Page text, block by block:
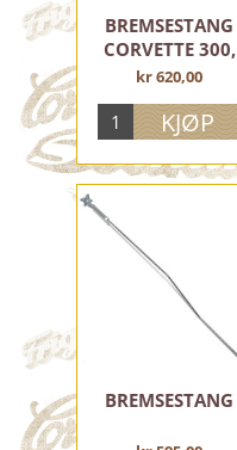
BREMSESTANG
CORVETTE 300,
COMET 600
kr 620,00
BREMSESTANG